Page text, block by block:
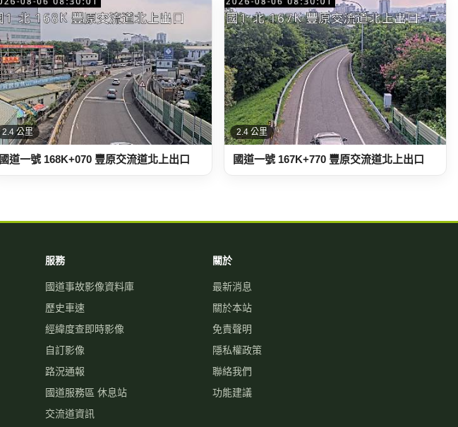
2.4 公里
國道一號 168K+070 豐原交流道北上出口
2.4 公里
國道一號 167K+770 豐原交流道北上出口
服務
國道事故影像資料庫
歷史車速
經緯度查即時影像
自訂影像
路況通報
國道服務區 休息站
交流道資訊
關於
最新消息
關於本站
免責聲明
隱私權政策
聯絡我們
功能建議